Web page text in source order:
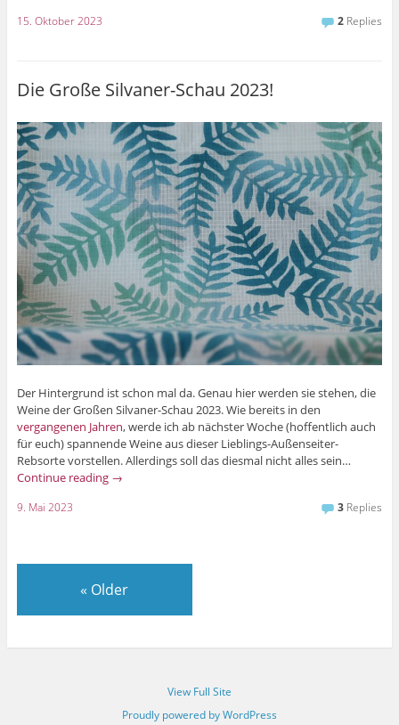
15. Oktober 2023 2 Replies
Die Große Silvaner-Schau 2023!
Der Hintergrund ist schon mal da. Genau hier werden sie stehen, die
Weine der Großen Silvaner-Schau 2023. Wie bereits in den
vergangenen Jahren, werde ich ab nächster Woche (hoffentlich auch
für euch) spannende Weine aus dieser Lieblings-Außenseiter-
Rebsorte vorstellen. Allerdings soll das diesmal nicht alles sein…
Continue reading →
9. Mai 2023 3 Replies
« Older
View Full Site
Proudly powered by WordPress